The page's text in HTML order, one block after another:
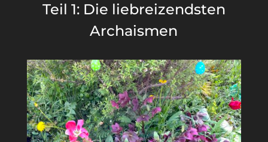
Teil 1: Die liebreizendsten
Archaismen